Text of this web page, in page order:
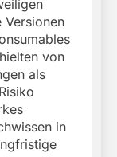
Versionen
von
als
in